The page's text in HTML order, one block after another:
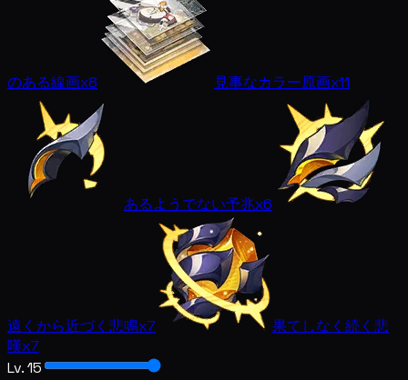
のある線画x8 見事なカラー原画x11
あるようでない予兆x6
遠くから近づく悲鳴x7
果てしなく続く悲
嘆x7
Lv. 15